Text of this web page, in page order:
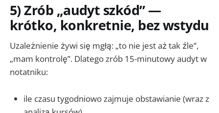
5) Zrób „audyt szkód” —
krótko, konkretnie, bez wstydu
Uzależnienie żywi się mgłą: „to nie jest aż tak źle”,
„mam kontrolę”. Dlatego zrób 15-minutowy audyt w
notatniku:
ile czasu tygodniowo zajmuje obstawianie (wraz z